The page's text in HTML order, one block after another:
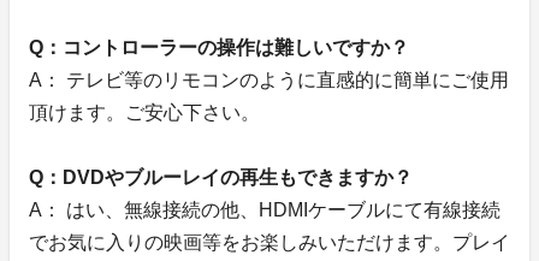
Q：コントローラーの操作は難しいですか？
A： テレビ等のリモコンのように直感的に簡単にご使用
頂けます。ご安心下さい。
Q：DVDやブルーレイの再生もできますか？
A： はい、無線接続の他、HDMIケーブルにて有線接続
でお気に入りの映画等をお楽しみいただけます。プレイ